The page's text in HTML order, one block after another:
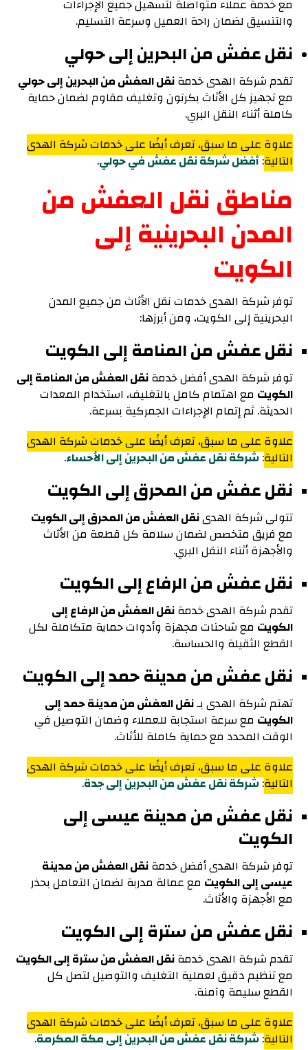
مع خدمة عملاء متواصلة لتسهيل جميع الإجراءات
والتنسيق لضمان راحة العميل وسرعة التسليم.
نقل عفش من البحرين إلى حولي
تقدم شركة الهدى خدمةنقل العفش من البحرين إلى حولي
مع تجهيز كل الأثاث بكرتون وتغليف مقاوم لضمان حماية
كاملة أثناء النقل البري.
علاوة على ما سبق، تعرف أيضًا على خدمات شركة الهدى
التالية:أفضل شركة نقل عفش في حولي.
مناطق نقل العفش من
المدن البحرينية إلى
الكويت
توفر شركة الهدى خدمات نقل الأثاث من جميع المدن
البحرينية إلى الكويت، ومن أبرزها:
نقل عفش من المنامة إلى الكويت
توفر شركة الهدى أفضل خدمةنقل العفش من المنامة إلى
الكويت مع اهتمام كامل بالتغليف، استخدام المعدات
الحديثة. ثم إتمام الإجراءات الجمركية بسرعة.
علاوة على ما سبق، تعرف أيضًا على خدمات شركة الهدى
التالية:شركة نقل عفش من البحرين إلى الأحساء.
نقل عفش من المحرق إلى الكويت
تتولى شركة الهدىنقل العفش من المحرق إلى الكويت
مع فريق متخصص لضمان سلامة كل قطعة من الأثاث
والأجهزة أثناء النقل البري.
نقل عفش من الرفاع إلى الكويت
تقدم شركة الهدى خدمةنقل العفش من الرفاع إلى
الكويت مع شاحنات مجهزة وأدوات حماية متكاملة لكل
القطع الثقيلة والحساسة.
نقل عفش من مدينة حمد إلى الكويت
تهتم شركة الهدى بـنقل العفش من مدينة حمد إلى
الكويت مع سرعة استجابة للعملاء وضمان التوصيل في
الوقت المحدد مع حماية كاملة للأثاث.
علاوة على ما سبق، تعرف أيضًا على خدمات شركة الهدى
التالية:شركة نقل عفش من البحرين إلى جدة.
نقل عفش من مدينة عيسى إلى
الكويت
توفر شركة الهدى أفضل خدمةنقل العفش من مدينة
عيسى إلى الكويت مع عمالة مدربة لضمان التعامل بحذر
مع الأجهزة والأثاث.
نقل عفش من سترة إلى الكويت
تقدم شركة الهدى خدمةنقل العفش من سترة إلى الكويت
مع تنظيم دقيق لعملية التغليف والتوصيل لتصل كل
القطع سليمة وآمنة.
علاوة على ما سبق، تعرف أيضًا على خدمات شركة الهدى
التالية:شركة نقل عفش من البحرين إلى مكة المكرمة.